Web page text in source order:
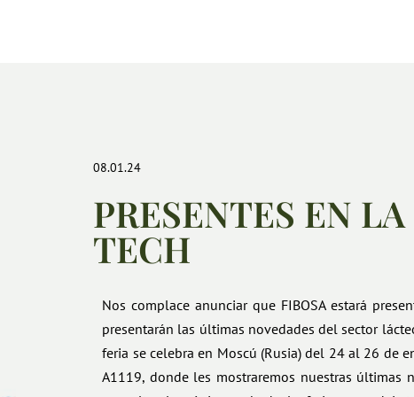
08.01.24
PRESENTES EN
TECH
Nos complace anunciar que FIBOSA estará
presentarán las últimas novedades del sector
feria se celebra en Moscú (Rusia) del 24 al 26 de
A1119, donde les mostraremos nuestras últimas